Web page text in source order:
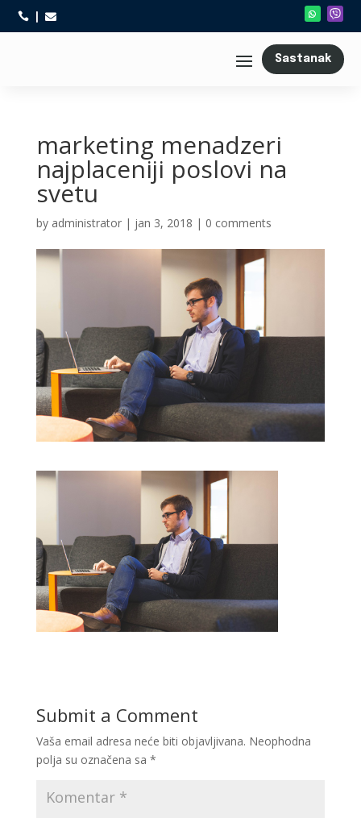
 
Sastanak
marketing menadzeri
najplaceniji poslovi na
svetu
by administrator| jan 3, 2018 | 0 comments
Submit a Comment
Vaša email adresa neće biti objavljivana. Neophodna
polja su označena sa *